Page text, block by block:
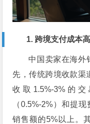
1. 跨境支付成本
中国卖家在海外
先，传统跨境收款渠
收取1.5%-3%的
（0.5%-2%）和提
销售额的5%以上。